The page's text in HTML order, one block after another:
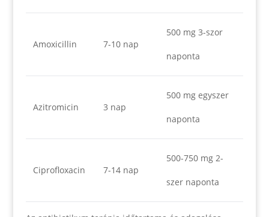
Amoxicillin 7-10 nap
500 mg 3-szor
naponta
Azitromicin 3 nap
500 mg egyszer
naponta
Ciprofloxacin 7-14 nap
500-750 mg 2-
szer naponta